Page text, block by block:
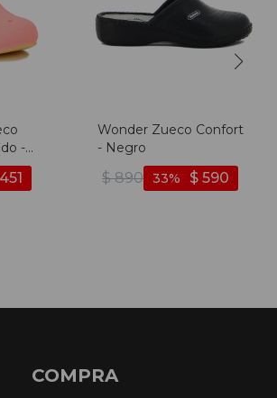
-
Fluo
451
Wonder Zueco Confort
- Negro
$ 890 $ 590
33
COMPRA